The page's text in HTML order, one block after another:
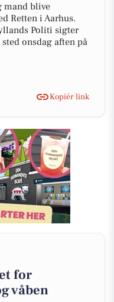
mand blive
Retten i Aarhus.
Politi sigter
onsdag aften på
Kopiér link
for
våben